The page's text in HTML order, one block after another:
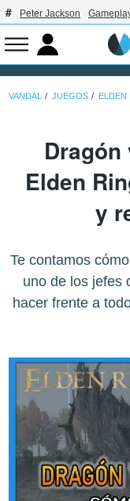
Peter Jackson
VANDAL JUEGOS ELDEN
Elden
y
Te contamos
uno de los jefes
hacer frente a